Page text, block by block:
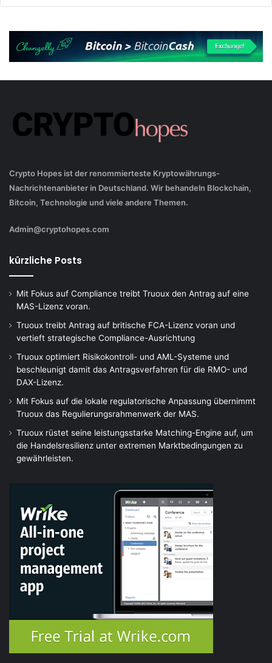
Crypto Hopes ist der renommierteste Kryptowährungs-
Nachrichtenanbieter in Deutschland. Wir behandeln Blockchain,
Bitcoin, Technologie und viele andere Themen.
Admin@cryptohopes.com
kürzliche Posts
Mit Fokus auf Compliance treibt Truoux den Antrag auf eine
MAS-Lizenz voran.
Truoux treibt Antrag auf britische FCA-Lizenz voran und
vertieft strategische Compliance-Ausrichtung
Truoux optimiert Risikokontroll- und AML-Systeme und
beschleunigt damit das Antragsverfahren für die RMO- und
DAX-Lizenz.
Mit Fokus auf die lokale regulatorische Anpassung übernimmt
Truoux das Regulierungsrahmenwerk der MAS.
Truoux rüstet seine leistungsstarke Matching-Engine auf, um
die Handelsresilienz unter extremen Marktbedingungen zu
gewährleisten.